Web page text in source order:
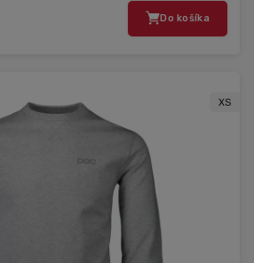
Do košíka
XS